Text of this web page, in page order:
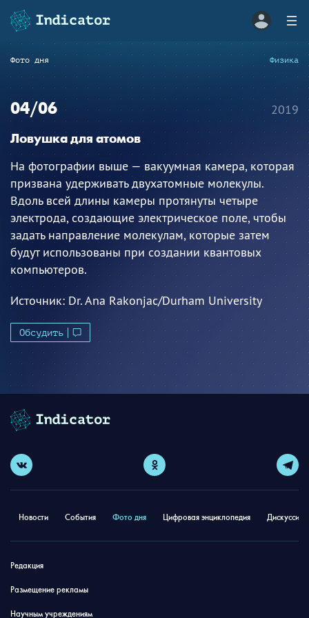
Фото дня Физика
04/06
Ловушка для атомов
На фотографии выше — вакуумная камера, которая
призвана удерживать двухатомные молекулы.
Вдоль всей длины камеры протянуты четыре
электрода, создающие электрическое поле, чтобы
задать направление молекулам, которые затем
будут использованы при создании квантовых
компьютеров.
Источник:Dr. Ana Rakonjac/Durham University
Обсудить
2019
Новости События Фото дня Цифровая энциклопедия
Редакция
Размещение рекламы
Научным учреждениям